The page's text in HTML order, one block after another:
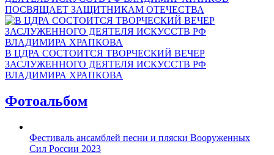
ПОСВЯЩАЕТ ЗАЩИТНИКАМ ОТЕЧЕСТВА
В ЦДРА СОСТОИТСЯ ТВОРЧЕСКИЙ ВЕЧЕР
ЗАСЛУЖЕННОГО ДЕЯТЕЛЯ ИСКУССТВ РФ
ВЛАДИМИРА ХРАПКОВА
Фотоальбом
Фестиваль ансамблей песни и пляски Вооруженных
Сил России 2023